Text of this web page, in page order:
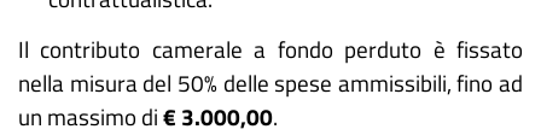
Il contributo camerale a fondo perduto è fissato
nella misura del 50% delle spese ammissibili, fino ad
un massimo di€ 3.000,00.